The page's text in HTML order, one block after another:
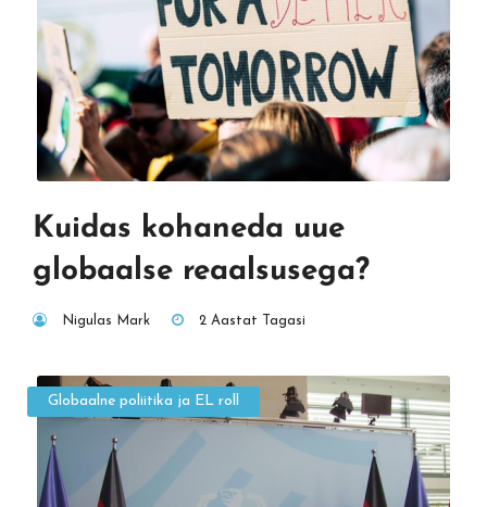
Kuidas kohaneda uue
globaalse reaalsusega?
Nigulas Mark 2 Aastat Tagasi
Globaalne poliitika ja EL roll